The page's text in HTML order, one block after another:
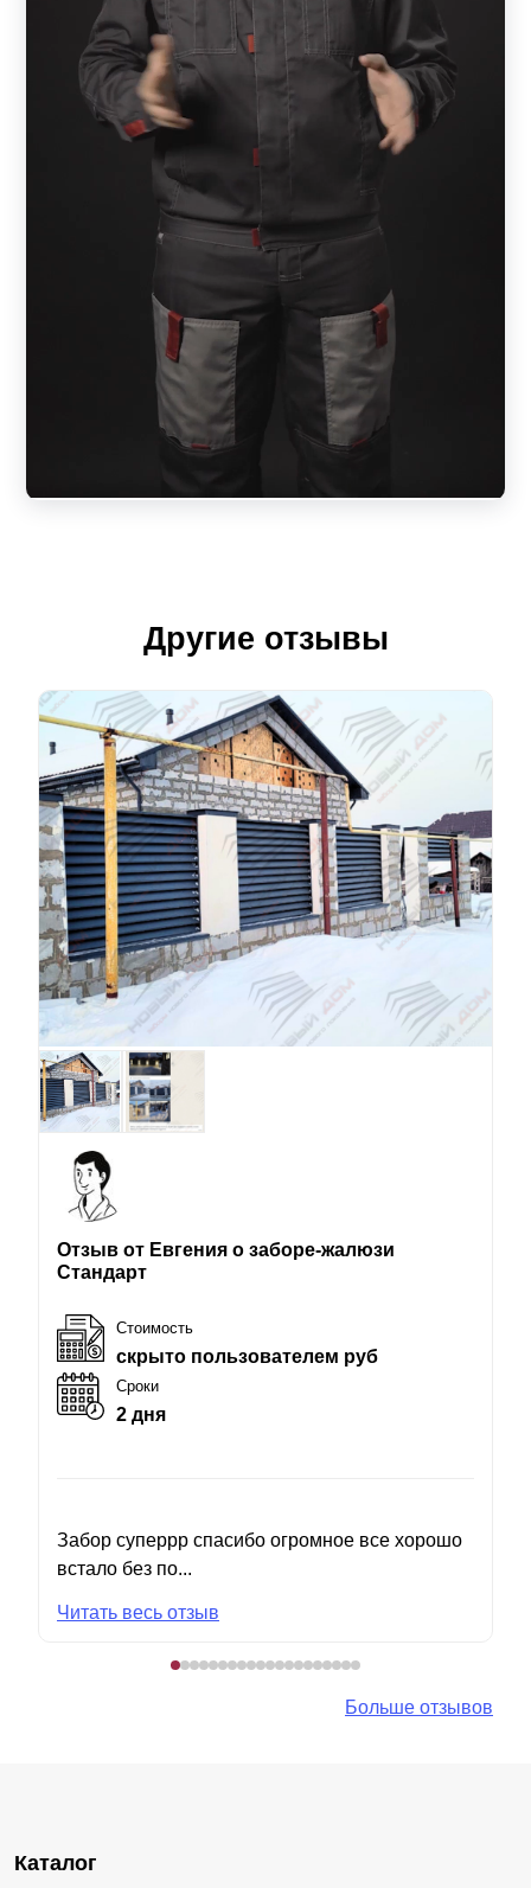
Другие отзывы
Отзыв от Евгения о заборе-жалюзи
Стандарт
Стоимость
скрыто пользователем руб
Сроки
2 дня
Забор суперрр спасибо огромное все хорошо
встало без по...
Читать весь отзыв
Больше отзывов
Каталог